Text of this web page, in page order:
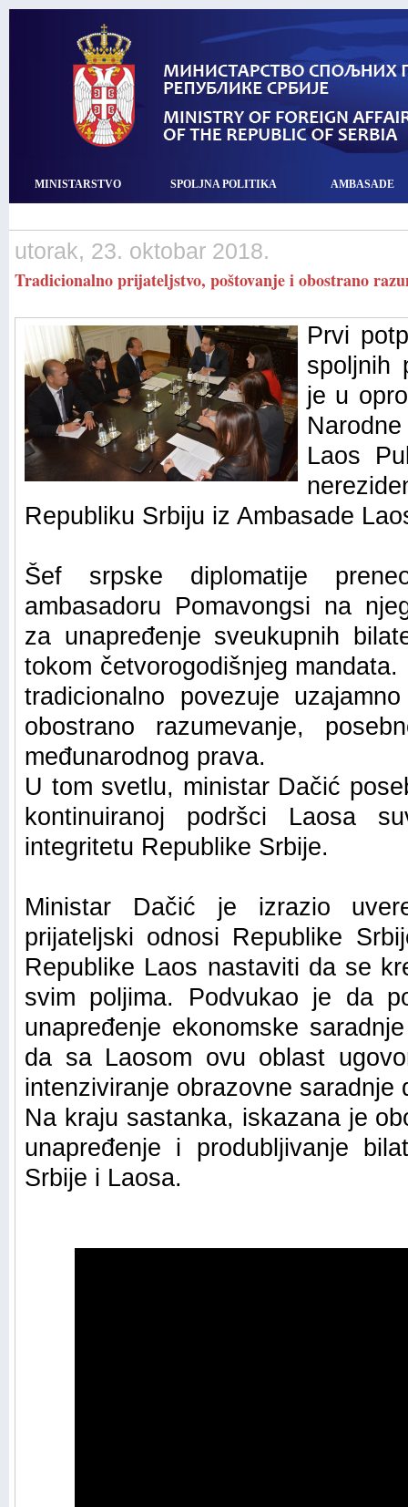
MINISTARSTVO SPOLJNA POLITIKA AMBASADE
utorak, 23. oktobar 2018.
Tradicionalno prijateljstvo, poštovanje i obostrano
Prvi
spoljnih
je u
Laos
Republiku Srbiju iz Ambasade
Šef srpske diplomatije
ambasadoru Pomavongsi na
za unapređenje sveukupnih
tokom četvorogodišnjeg
tradicionalno povezuje
obostrano razumevanje,
međunarodnog prava.
U tom svetlu, ministar Dačić
kontinuiranoj podršci Laosa
integritetu Republike Srbije.
Ministar Dačić je izrazio
prijateljski odnosi Republike
Republike Laos nastaviti da se
svim poljima. Podvukao je da
unapređenje ekonomske
da sa Laosom ovu oblast
intenziviranje obrazovne saradnje
Na kraju sastanka, iskazana je
unapređenje i produbljivanje
Srbije i Laosa.